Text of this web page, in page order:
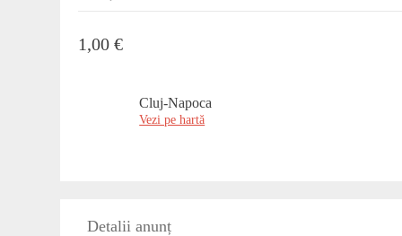
1,00 €
Cluj-Napoca
Vezi pe hartă
Detalii anunț